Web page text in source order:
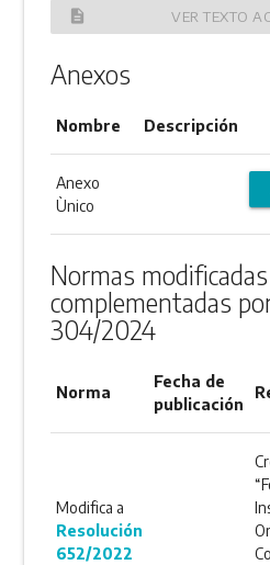
description VER TEXTO
Anexos
Nombre Descripción
Anexo
Ùnico
Normas
complementadas
304/2024
Norma
Fecha de
publicación
Modifica a
Resolución
652/2022